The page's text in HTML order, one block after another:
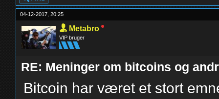
04-12-2017, 20:25
Metabro
VIP bruger
RE: Meninger om bitcoins og
Bitcoin har været et stort